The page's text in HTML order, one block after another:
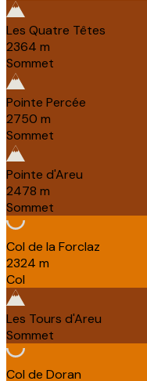
Les Quatre Têtes
2364 m
Sommet
Pointe Percée
2750 m
Sommet
Pointe d'Areu
2478 m
Sommet
Col de la Forclaz
2324 m
Col
Les Tours d'Areu
Sommet
Col de Doran